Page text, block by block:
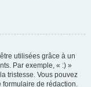
utilisées grâce à un
Par exemple, « :) »
tristesse. Vous pouvez
formulaire de rédaction.